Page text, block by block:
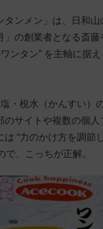
ンメン」は、日和
」の創業者となる斎
ンタン” を主軸に据
・梘水（かんすい）
サイトや複数の個人
“力のかけ方を調節
、こっちが正解。